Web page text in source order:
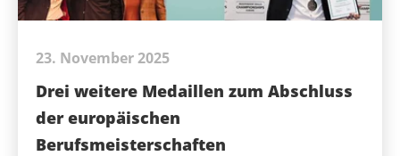
23. November 2025
Drei weitere Medaillen zum Abschluss
der europäischen
Berufsmeisterschaften